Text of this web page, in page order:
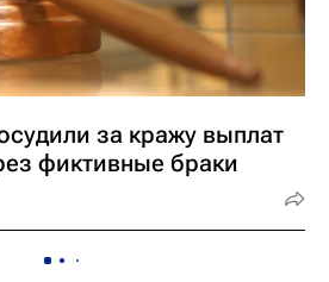
за кражу выплат
фиктивные браки